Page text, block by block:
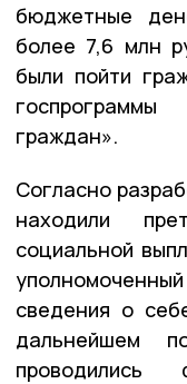
бюджетные
более 7,6 млн
были пойти
граждан».
Согласно
находили
социальной
сведения о
дальнейшем